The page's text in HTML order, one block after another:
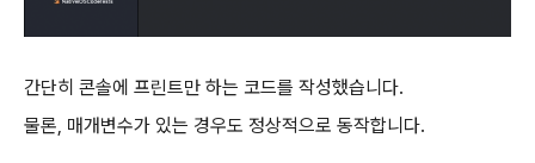
간단히 콘솔에 프린트만 하는 코드를 작성했습니다.
물론, 매개변수가 있는 경우도 정상적으로 동작합니다.